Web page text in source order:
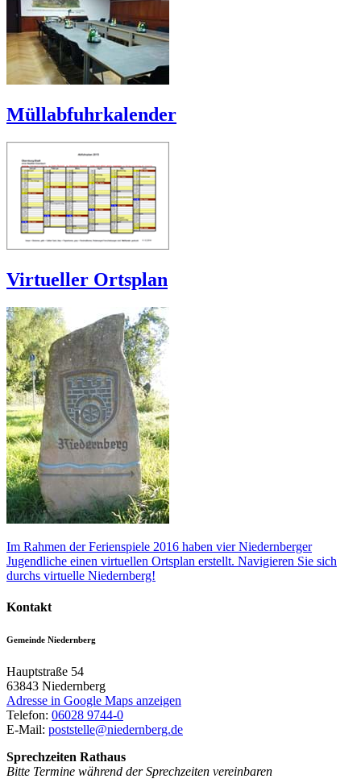
Müllabfuhrkalender
Virtueller Ortsplan
Im Rahmen der Ferienspiele 2016 haben vier Niedernberger
Jugendliche einen virtuellen Ortsplan erstellt. Navigieren Sie sich
durchs virtuelle Niedernberg!
Kontakt
Gemeinde Niedernberg
Hauptstraße 54
63843 Niedernberg
Adresse in Google Maps anzeigen
Telefon: 06028 9744-0
E-Mail: poststelle@niedernberg.de
Sprechzeiten Rathaus
Bitte Termine während der Sprechzeiten vereinbaren